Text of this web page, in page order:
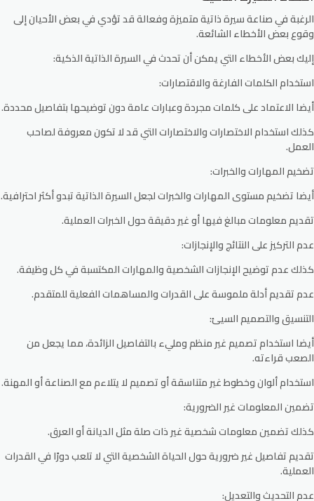
الرغبة في صناعة سيرة ذاتية متميزة وفعالة قد تؤدي في بعض الأحيان إلى
وقوع بعض الأخطاء الشائعة.
إليك بعض الأخطاء التي يمكن أن تحدث في السيرة الذاتية الذكية:
استخدام الكلمات الفارغة والاقتصارات:
أيضا الاعتماد على كلمات مجردة وعبارات عامة دون توضيحها بتفاصيل محددة.
كذلك استخدام الاختصارات والاختصارات التي قد لا تكون معروفة لصاحب
العمل.
تضخيم المهارات والخبرات:
أيضا تضخيم مستوى المهارات والخبرات لجعل السيرة الذاتية تبدو أكثر احترافية.
تقديم معلومات مبالغ فيها أو غير دقيقة حول الخبرات العملية.
عدم التركيز على النتائج والإنجازات:
كذلك عدم توضيح الإنجازات الشخصية والمهارات المكتسبة في كل وظيفة.
عدم تقديم أدلة ملموسة على القدرات والمساهمات الفعلية للمتقدم.
التنسيق والتصميم السيئ:
أيضا استخدام تصميم غير منظم ومليء بالتفاصيل الزائدة، مما يجعل من
الصعب قراءته.
استخدام ألوان وخطوط غير متناسقة أو تصميم لا يتلاءم مع الصناعة أو المهنة.
تضمين المعلومات غير الضرورية:
كذلك تضمين معلومات شخصية غير ذات صلة مثل الديانة أو العرق.
تقديم تفاصيل غير ضرورية حول الحياة الشخصية التي لا تلعب دورًا في القدرات
العملية.
عدم التحديث والتعديل: